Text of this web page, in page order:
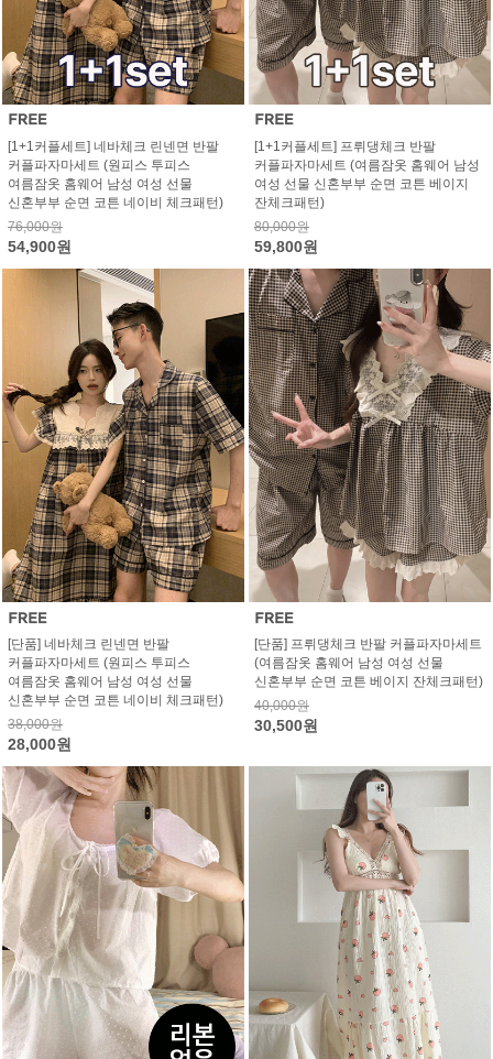
[1+1커플세트] 네바체크 린넨면 반팔
커플파자마세트 (원피스 투피스
여름잠옷 홈웨어 남성 여성 선물
신혼부부 순면 코튼 네이비 체크패턴)
76,000원
54,900원
[1+1커플세트] 프뤼댕체크 반팔
커플파자마세트 (여름잠옷 홈웨어 남성
여성 선물 신혼부부 순면 코튼 베이지
잔체크패턴)
80,000원
59,800원
[단품] 네바체크 린넨면 반팔
커플파자마세트 (원피스 투피스
여름잠옷 홈웨어 남성 여성 선물
신혼부부 순면 코튼 네이비 체크패턴)
38,000원
28,000원
[단품] 프뤼댕체크 반팔 커플파자마세트
(여름잠옷 홈웨어 남성 여성 선물
신혼부부 순면 코튼 베이지 잔체크패턴)
40,000원
30,500원